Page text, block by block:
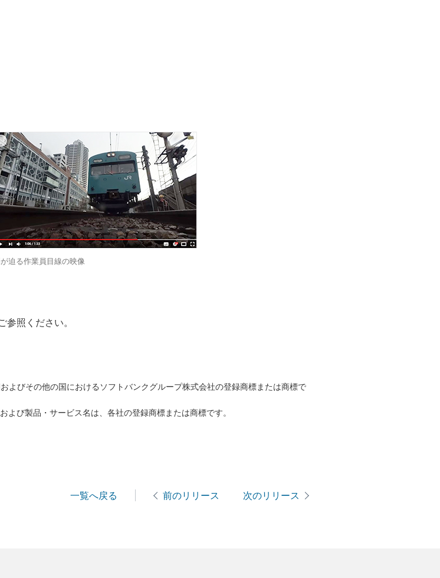
迫る作業員目線の映像
参照ください。
よびその他の国におけるソフトバンクグループ株式会社の登録商標または商標で
び製品・サービス名は、各社の登録商標または商標です。
一覧へ戻る 前のリリース 次のリリース